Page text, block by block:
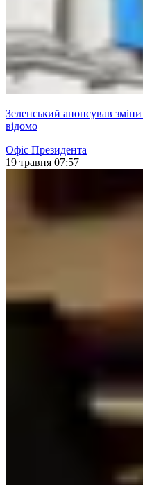
Зеленський анонсував
відомо
Офіс Президента
19 травня 07:57